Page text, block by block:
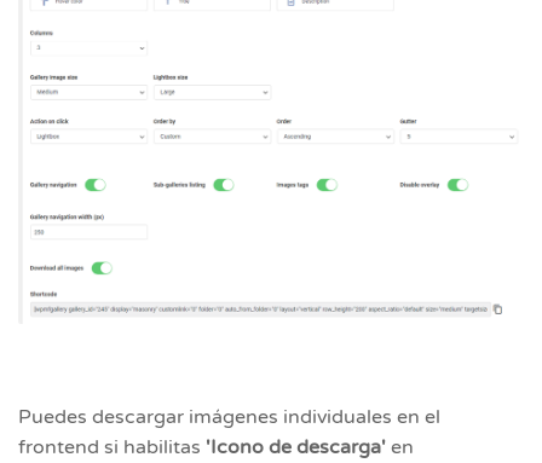
Puedes descargar imágenes individuales en el
frontend si habilitas 'Icono de descarga' en